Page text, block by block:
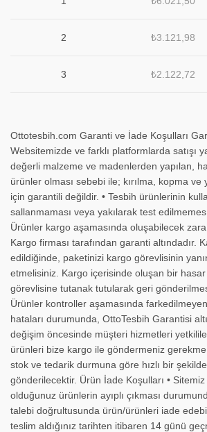
2 ₺3.121,98
3 ₺2.122,72
Ottotesbih.com Garanti ve İade Koşulları
Websitemizde ve farklı platformlarda satışı
değerli malzeme ve madenlerden yapılan,
ürünler olması sebebi ile; kırılma, kopma
için garantili değildir. • Tesbih ürünlerinin
sallanmaması veya yakılarak test
Ürünler kargo aşamasında oluşabilecek
Kargo firması tarafından garanti altındadır.
edildiğinde, paketinizi kargo görevlisinin
etmelisiniz. Kargo içerisinde oluşan bir
görevlisine tutanak tutularak geri
Ürünler kontroller aşamasında
hataları durumunda, OttoTesbih Garantisi
değişim öncesinde müşteri hizmetleri
ürünleri bize kargo ile göndermeniz
stok ve tedarik durmuna göre hızlı bir
gönderilecektir. Ürün İade Koşulları •
olduğunuz ürünlerin ayıplı çıkması
talebi doğrultusunda ürün/ürünleri iade
teslim aldığınız tarihten itibaren 14 günü